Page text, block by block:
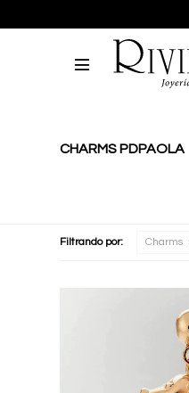

CHARMS PDPAOLA
Filtrando por: Charms